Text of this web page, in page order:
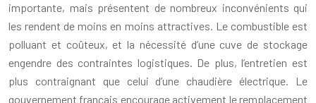
importante, mais présentent de nombreux inconvénients qui
les rendent de moins en moins attractives. Le combustible est
polluant et coûteux, et la nécessité d’une cuve de stockage
engendre des contraintes logistiques. De plus, l’entretien est
plus contraignant que celui d’une chaudière électrique. Le
gouvernement français encourage activement le remplacement